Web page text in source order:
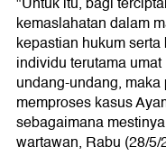
kemaslahatan dalam
kepastian hukum
individu terutama
undang-undang,
memproses kasus
sebagaimana
wartawan, Rabu (28/5/